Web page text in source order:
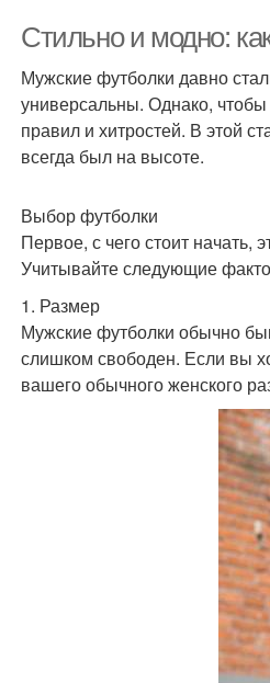
стилю
Стильно и модно:
Мужские футболки давно
универсальны. Однако,
правил и хитростей. В этой
всегда был на высоте.
Выбор футболки
Первое, с чего стоит
Учитывайте следующие
1. Размер
Мужские футболки обычно
слишком свободен. Если вы
вашего обычного женского